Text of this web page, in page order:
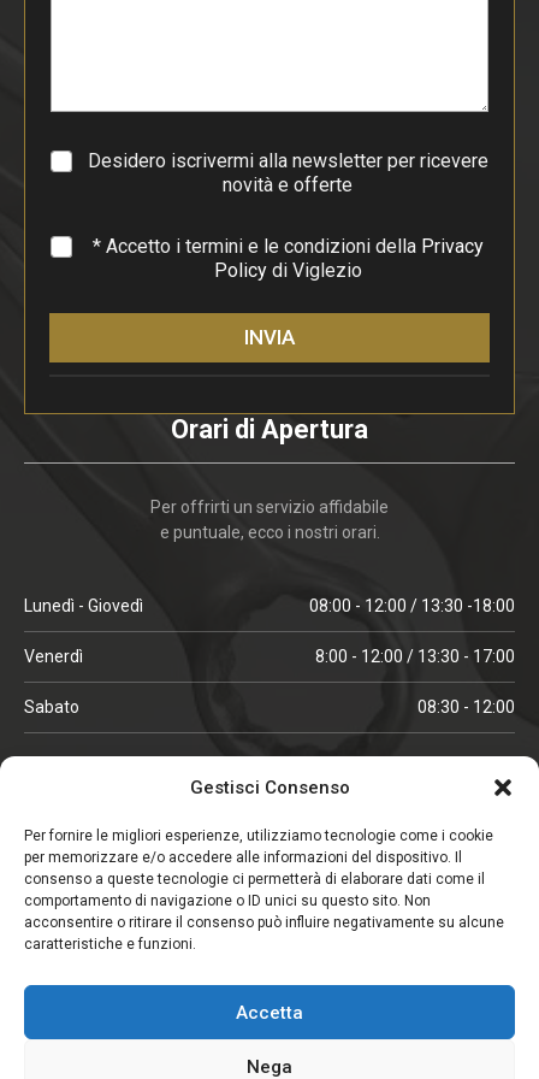
Gestisci Consenso
Per fornire le migliori esperienze, utilizziamo tecnologie come i cookie
per memorizzare e/o accedere alle informazioni del dispositivo. Il
consenso a queste tecnologie ci permetterà di elaborare dati come il
comportamento di navigazione o ID unici su questo sito. Non
acconsentire o ritirare il consenso può influire negativamente su alcune
caratteristiche e funzioni.
Accetta
Nega
g
a
f
Desidero iscrivermi alla newsletter per ricevere
novità e offerte
* * Accetto i termini e le condizioni della Privacy
Policydi Viglezio
INVIA
Orari di Apertura
Per offrirti un servizio affidabile
e puntuale, ecco i nostri orari.
Lunedì - Giovedì 08:00 - 12:00 / 13:30 -18:00
Venerdì 8:00 - 12:00 / 13:30 - 17:00
Sabato 08:30 - 12:00
ORARI IN ALTA STAGIONE
Lunedì - Venerdì 08:00 - 12:00 / 13:30 -18:00
Sabato 08:00 - 12:00
CHIUSO IL SABATO
(gennaio, febbraio, agosto, settembre)